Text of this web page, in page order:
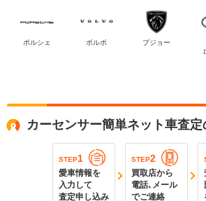
ポルシェ ボルボ プジョー
カーセンサー簡単ネット車査定
STEP1
愛車情報を
入力して
査定申し込み
STEP2
買取店から
電話､メール
でご連絡